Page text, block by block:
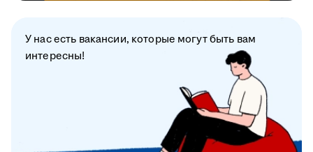
У нас есть вакансии, которые могут быть вам
интересны!